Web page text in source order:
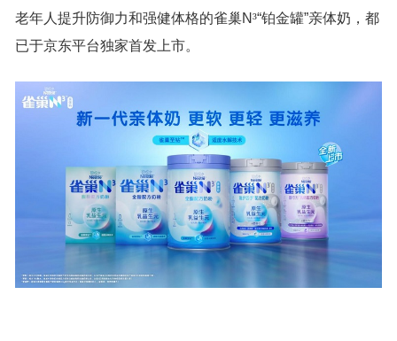
老年人提升防御力和强健体格的雀巢N³“铂金罐”亲体奶，都
已于京东平台独家首发上市。